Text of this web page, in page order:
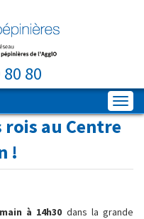
80
rois au Centre
!
à 14h30 dans la grande